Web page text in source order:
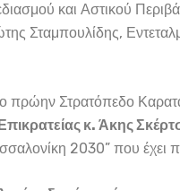
και Αστικού
Σταμπουλίδης,
πρώην Στρατόπεδο
κ. Άκης
2030” που